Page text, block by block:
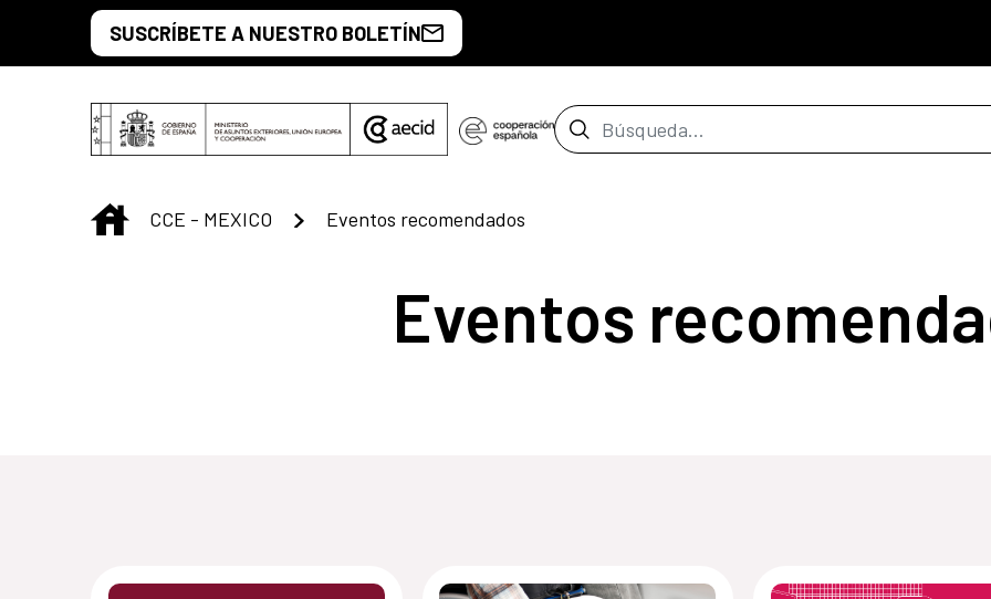
Saltar al contenido principal
SUSCRÍBETE A NUESTRO BOLETÍN
Barra de búsqueda
INICIO
CCE - MEXICO Eventos recomendados
Eventos